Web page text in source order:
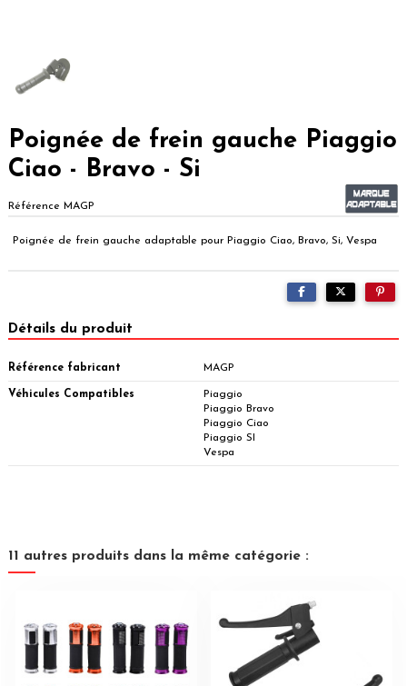
Poignée de frein gauche Piaggio
Ciao - Bravo - Si
Référence MAGP
Poignée de frein gauche adaptable pour Piaggio Ciao, Bravo, Si, Vespa
Détails du produit
Référence fabricant MAGP
Véhicules Compatibles
Piaggio
Piaggio Bravo
Piaggio Ciao
Piaggio SI
Vespa
11 autres produits dans la même catégorie :